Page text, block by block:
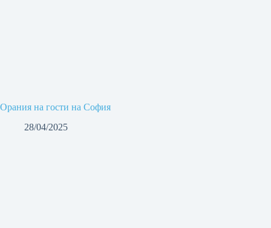
Орания на гости на София
28/04/2025